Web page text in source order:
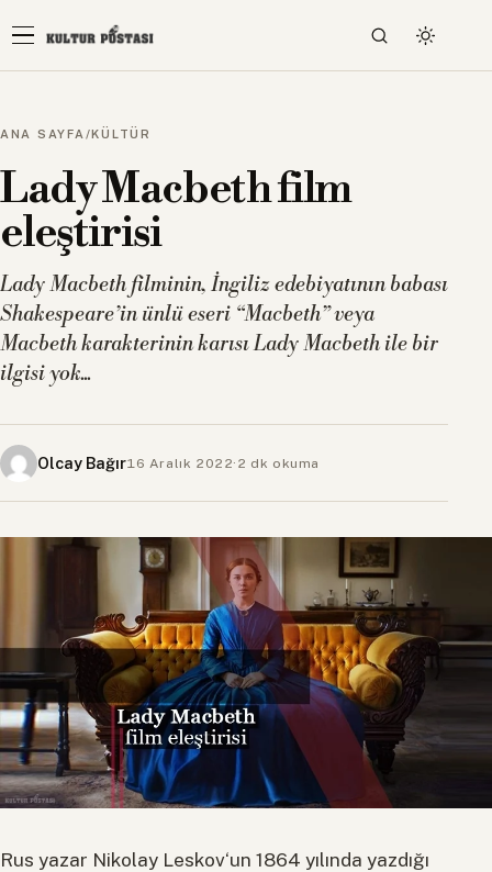
ANA SAYFA /KÜLTÜR
Lady Macbeth film
eleştirisi
Lady Macbeth filminin, İngiliz edebiyatının babası
Shakespeare’in ünlü eseri “Macbeth” veya
Macbeth karakterinin karısı Lady Macbeth ile bir
ilgisi yok...
Olcay Bağır16 Aralık 2022· 2 dk okuma
Rus yazar Nikolay Leskov‘un 1864 yılında yazdığı